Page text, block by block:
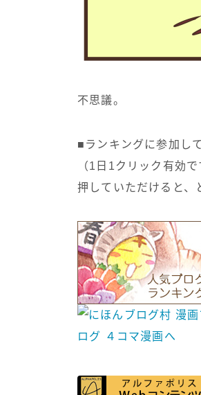
不思議。
■ランキングに参加し
（1日1クリック有効で
押していただけると、